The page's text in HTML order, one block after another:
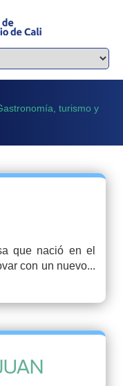
turismo y
que nació en el
con un nuevo...